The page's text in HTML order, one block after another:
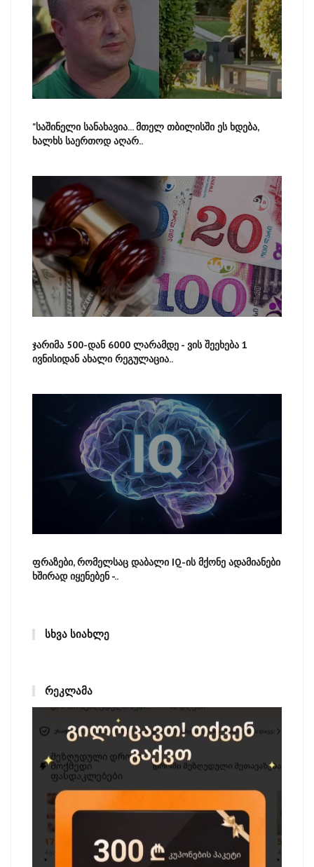
"საშინელი სანახავია... მთელ თბილისში ეს ხდება,
ხალხს საერთოდ აღარ..
ჯარიმა 500-დან 6000 ლარამდე - ვის შეეხება 1
ივნისიდან ახალი რეგულაცია..
ფრაზები, რომელსაც დაბალი IQ-ის მქონე ადამიანები
ხშირად იყენებენ -..
ᲡᲮᲕᲐ ᲡᲘᲐᲮᲚᲔ
ᲠᲔᲙᲚᲐᲛᲐ